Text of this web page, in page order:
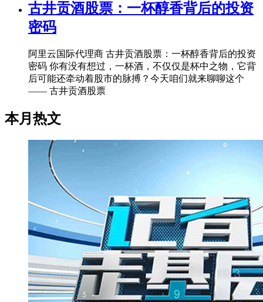
古井贡酒股票：一杯醇香背后的投资
密码
阿里云国际代理商 古井贡酒股票：一杯醇香背后的投资
密码 你有没有想过，一杯酒，不仅仅是杯中之物，它背
后可能还牵动着股市的脉搏？今天咱们就来聊聊这个
—— 古井贡酒股票
本月热文